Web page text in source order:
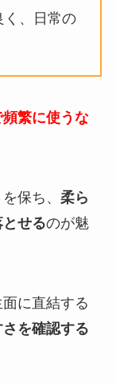
く、日常の
繁に使うな
保ち、 柔ら
せるのが魅
に直結する
を確認する